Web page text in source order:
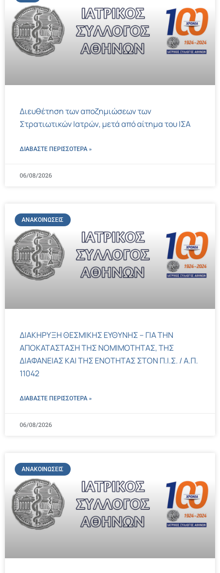
Διευθέτηση των αποζημιώσεων των
Στρατιωτικών Ιατρών, μετά από αίτημα του ΙΣΑ
ΔΙΑΒΑΣΤΕ ΠΕΡΙΣΣΌΤΕΡΑ »
06/08/2026
ΑΝΑΚΟΙΝΏΣΕΙΣ
ΔΙΑΚΗΡΥΞΗ ΘΕΣΜΙΚΗΣ ΕΥΘΥΝΗΣ – ΓΙΑ ΤΗΝ
ΑΠΟΚΑΤΑΣΤΑΣΗ ΤΗΣ ΝΟΜΙΜΟΤΗΤΑΣ, ΤΗΣ
ΔΙΑΦΑΝΕΙΑΣ ΚΑΙ ΤΗΣ ΕΝΟΤΗΤΑΣ ΣΤΟΝ Π.Ι.Σ. / Α.Π.
11042
ΔΙΑΒΑΣΤΕ ΠΕΡΙΣΣΌΤΕΡΑ »
06/08/2026
ΑΝΑΚΟΙΝΏΣΕΙΣ